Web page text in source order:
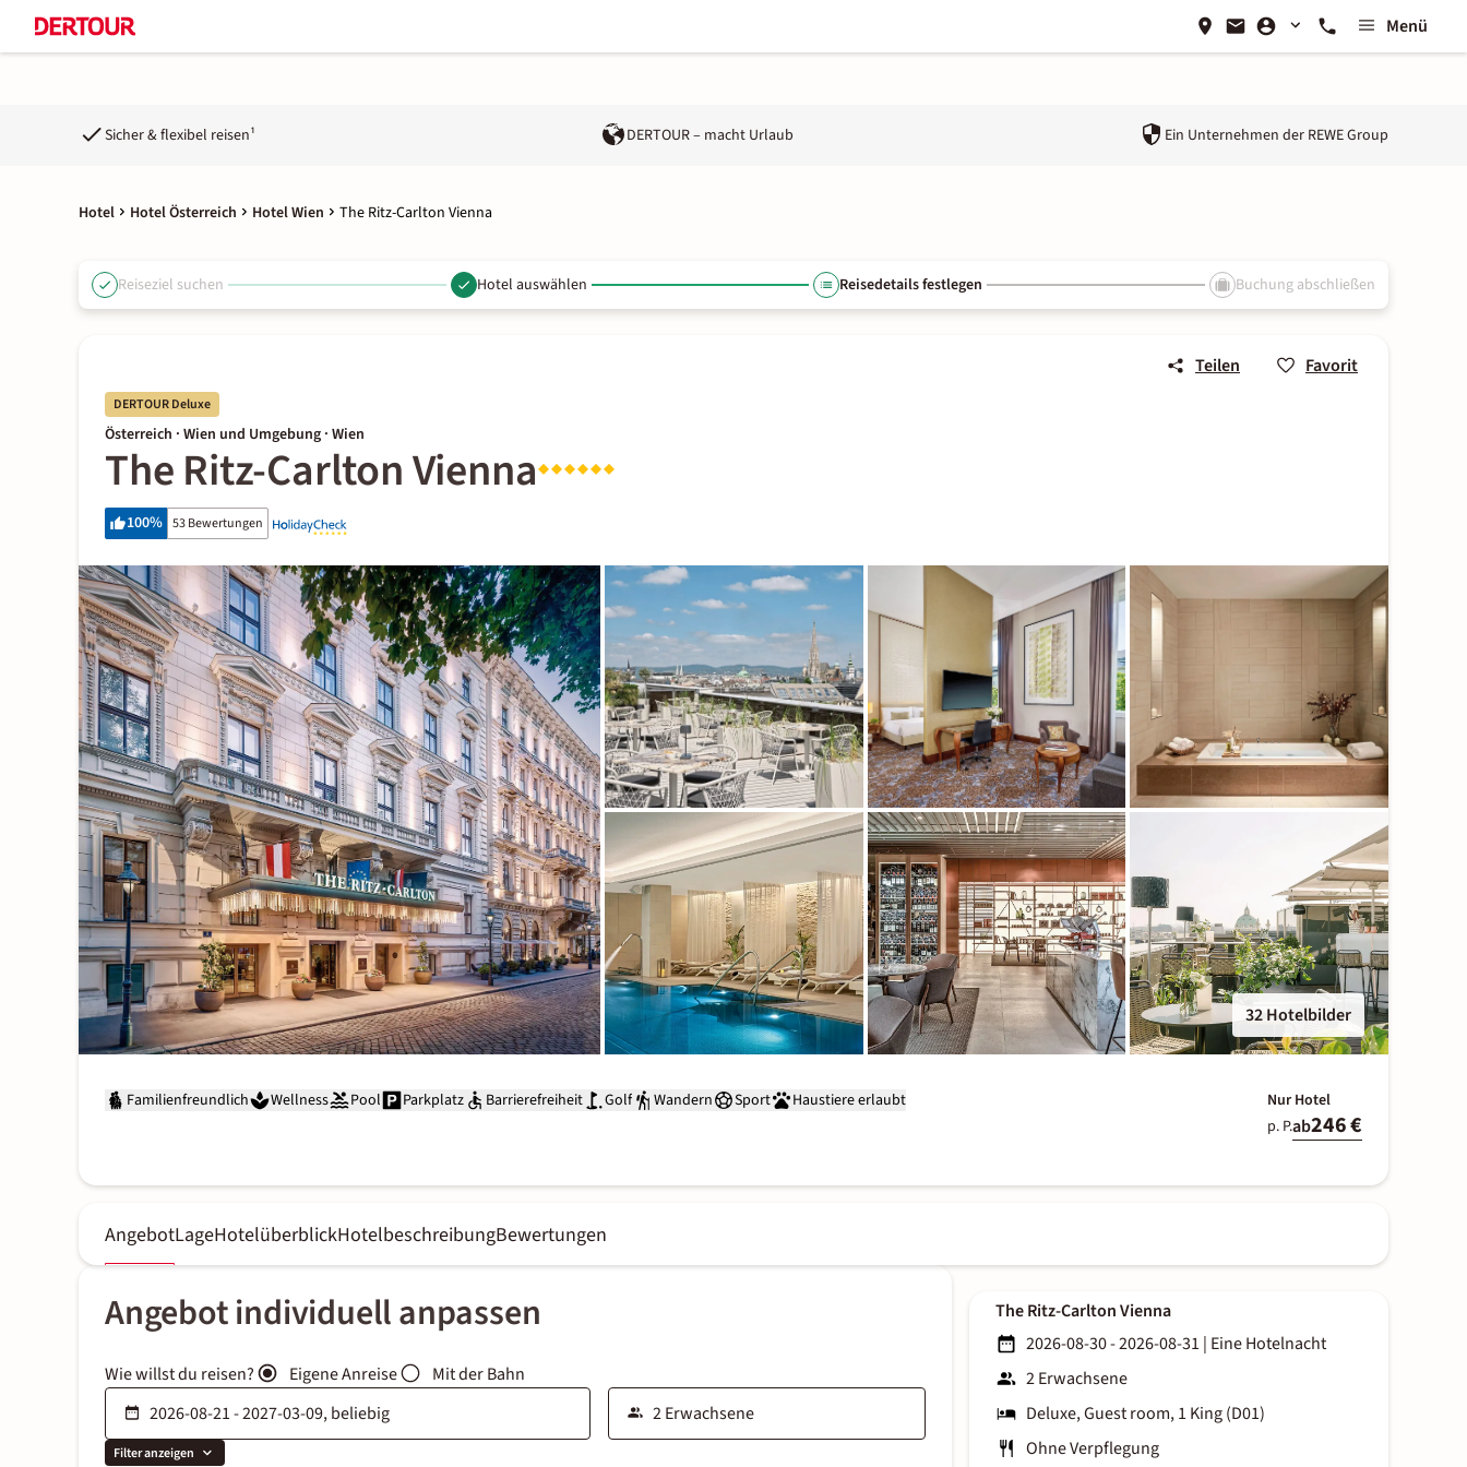
Menü
Sicher & flexibel reisen¹ DERTOUR – macht Urlaub Ein Unternehmen der REWE Group
Hotel Hotel Österreich Hotel Wien The Ritz-Carlton Vienna
Reiseziel suchen Hotel auswählen Reisedetails festlegen Buchung abschließen
Teilen Favorit
DERTOUR Deluxe
Österreich · Wien und Umgebung · Wien
The Ritz-Carlton Vienna
100% 53 Bewertungen
32 Hotelbilder
Familienfreundlich Wellness Pool Parkplatz Barrierefreiheit Golf Wandern Sport Haustiere erlaubt
Nur Hotel
p. P.ab246 €
AngebotLageHotelüberblickHotelbeschreibungBewertungen
Angebot individuell anpassen
Wie willst du reisen? Eigene Anreise Mit der Bahn
Filter anzeigen
The Ritz-Carlton Vienna
2026-08-30 - 2026-08-31 | Eine Hotelnacht
2 Erwachsene
Deluxe, Guest room, 1 King (D01)
Ohne Verpflegung